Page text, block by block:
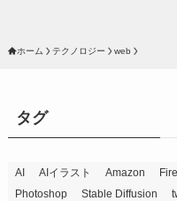
ホーム テクノロジー web
タグ
AI AIイラスト Amazon
Photoshop
Stable Diffusion